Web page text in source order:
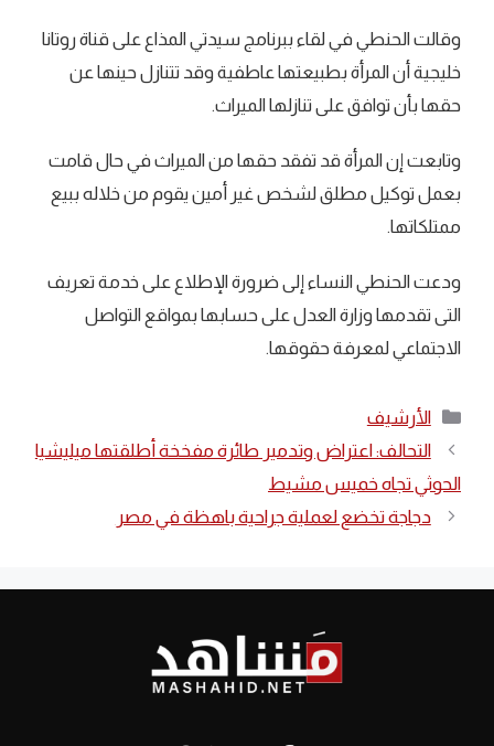
وقالت الحنطي في لقاء ببرنامج سيدتي المذاع على قناة روتانا
خليجية أن المرأة بطبيعتها عاطفية وقد تتنازل حينها عن
حقها بأن توافق على تنازلها الميراث.
وتابعت إن المرأة قد تفقد حقها من الميراث في حال قامت
بعمل توكيل مطلق لشخص غير أمين يقوم من خلاله ببيع
ممتلكاتها.
ودعت الحنطي النساء إلى ضرورة الإطلاع على خدمة تعريف
التى تقدمها وزارة العدل على حسابها بمواقع التواصل
الاجتماعي لمعرفة حقوقها.
التصنيفات
الأرشيف
التحالف: اعتراض وتدمير طائرة مفخخة أطلقتها ميليشيا
الحوثي تجاه خميس مشيط
دجاجة تخضع لعملية جراحية باهظة في مصر